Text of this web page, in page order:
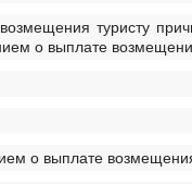
туристу
о выплате
о выплате